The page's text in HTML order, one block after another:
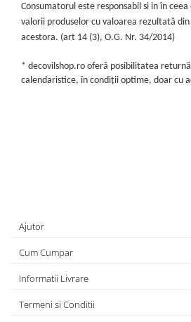
Consumatorul este responsabil si in în
valorii produselor cu valoarea rezultată
acestora. (art 14 (3), O.G. Nr. 34/2014)
* decovilshop.ro oferă posibilitatea
calendaristice, în condiții optime, doar cu
Ajutor
Cum Cumpar
Informatii Livrare
Termeni si Conditii